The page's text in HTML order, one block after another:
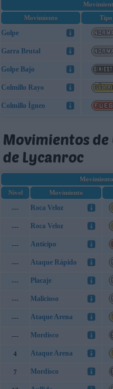
Movimiento
Tipo
Golpe
Garra Brutal
Golpe Bajo
Colmillo Rayo
Colmillo Ígneo
Movimientos
de Lycanroc
Nivel
Movimiento
--- Roca Veloz
--- Roca Veloz
--- Anticipo
--- Ataque Rápido
--- Placaje
--- Malicioso
--- Ataque Arena
--- Mordisco
4 Ataque Arena
7 Mordisco